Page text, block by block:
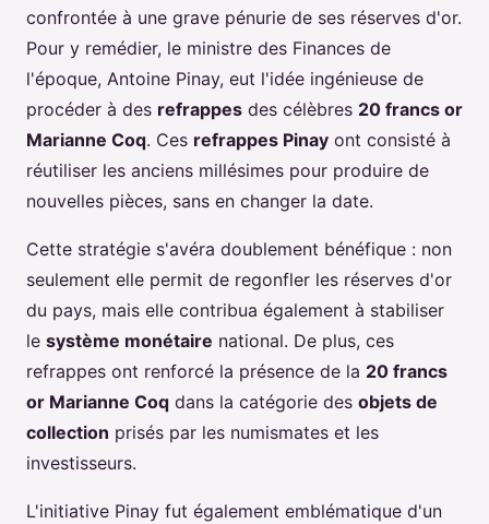
confrontée à une grave pénurie de ses réserves d'or.
Pour y remédier, le ministre des Finances de
l'époque, Antoine Pinay, eut l'idée ingénieuse de
procéder à des refrappes des célèbres 20 francs or
Marianne Coq. Ces refrappes Pinay ont consisté à
réutiliser les anciens millésimes pour produire de
nouvelles pièces, sans en changer la date.
Cette stratégie s'avéra doublement bénéfique : non
seulement elle permit de regonfler les réserves d'or
du pays, mais elle contribua également à stabiliser
le système monétaire national. De plus, ces
refrappes ont renforcé la présence de la 20 francs
or Marianne Coq dans la catégorie des objets de
collection prisés par les numismates et les
investisseurs.
L'initiative Pinay fut également emblématique d'un